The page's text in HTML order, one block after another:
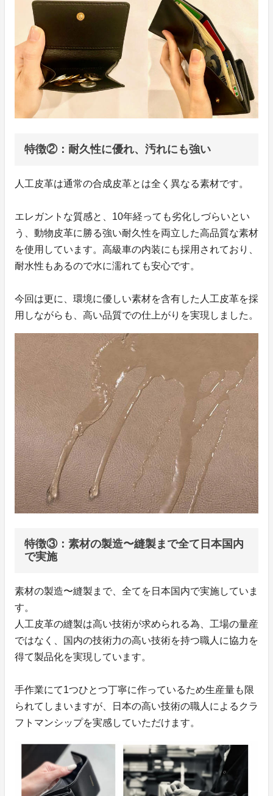
特徴②：耐久性に優れ、汚れにも強い
人工皮革は通常の合成皮革とは全く異なる素材です。
エレガントな質感と、10年経っても劣化しづらいとい
う、動物皮革に勝る強い耐久性を両立した高品質な素材
を使用しています。高級車の内装にも採用されており、
耐水性もあるので水に濡れても安心です。
今回は更に、環境に優しい素材を含有した人工皮革を採
用しながらも、高い品質での仕上がりを実現しました。
特徴③：素材の製造〜縫製まで全て日本国内
で実施
素材の製造〜縫製まで、全てを日本国内で実施していま
す。
人工皮革の縫製は高い技術が求められる為、工場の量産
ではなく、国内の技術力の高い技術を持つ職人に協力を
得て製品化を実現しています。
手作業にて1つひとつ丁寧に作っているため生産量も限
られてしまいますが、日本の高い技術の職人によるクラ
フトマンシップを実感していただけます。